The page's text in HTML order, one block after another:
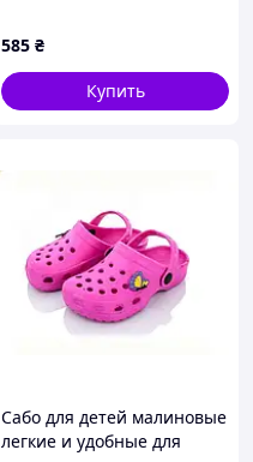
585 ₴
Купить
Сабо для детей малиновые
легкие и удобные для